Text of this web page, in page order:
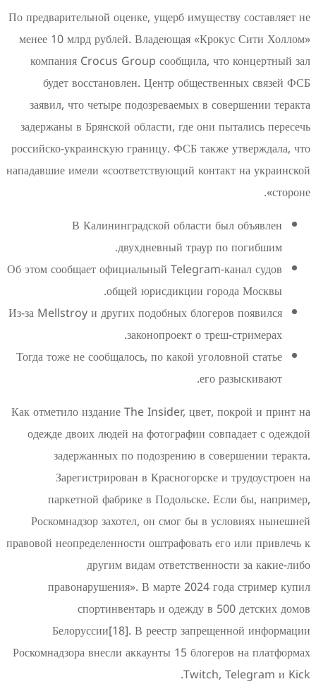
По предварительной оценке, ущерб
менее 10 млрд рублей. Владеющая
компания Crocus Group сообщила, что
будет восстановлен. Центр
заявил, что четыре подозреваемых в
задержаны в Брянской области, где они
российско-украинскую границу. ФСБ также
нападавшие имели «соответствующий
В Калининградской области
двухдневный траур по
Об этом сообщает официальный Telegram-
общей юрисдикции
Из-за Mellstroy и других подобных
законопроект о треш-
Тогда тоже не сообщалось, по какой
его
Как отметило издание The Insider, цвет,
одежде двоих людей на фотографии
задержанных по подозрению в
Зарегистрирован в Красногорске и
паркетной фабрике в Подольске.
Роскомнадзор захотел, он смог бы в
правовой неопределенности оштрафовать
другим видам
правонарушения». В марте 2024
спортинвентарь и одежду в
Белоруссии[18]. В реестр
Роскомнадзора внесли аккаунты 15
Twitch,